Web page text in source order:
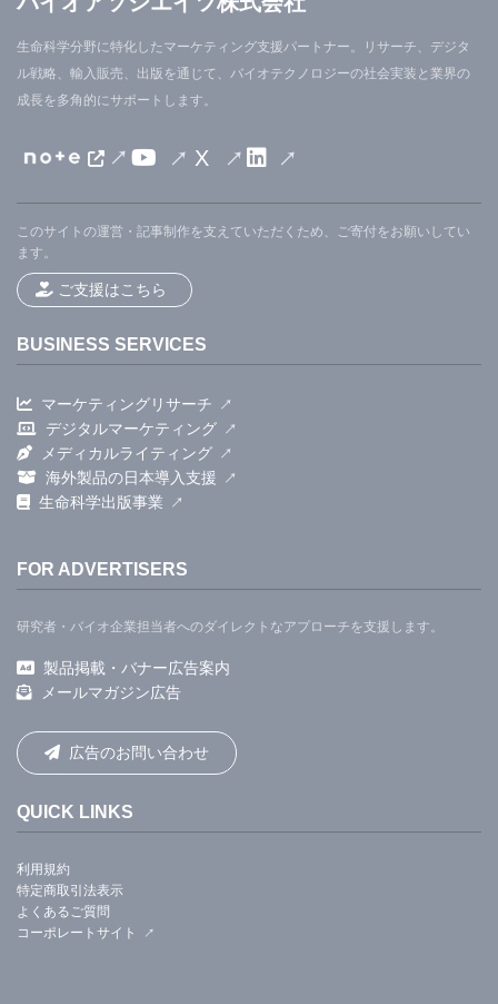
生命科学分野に特化したマーケティング支援パートナー。リサーチ、デジタ
ル戦略、輸入販売、出版を通じて、バイオテクノロジーの社会実装と業界の
成長を多角的にサポートします。
X
このサイトの運営・記事制作を支えていただくため、ご寄付をお願いしてい
ます。
ご支援はこちら
BUSINESS SERVICES
マーケティングリサーチ
デジタルマーケティング
メディカルライティング
海外製品の日本導入支援
生命科学出版事業
FOR ADVERTISERS
研究者・バイオ企業担当者へのダイレクトなアプローチを支援します。
製品掲載・バナー広告案内
メールマガジン広告
広告のお問い合わせ
QUICK LINKS
利用規約
特定商取引法表示
よくあるご質問
コーポレートサイト